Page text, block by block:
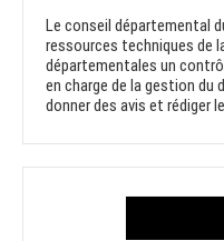
Le conseil départemental
ressources techniques de
départementales un
en charge de la gestion du
donner des avis et rédiger